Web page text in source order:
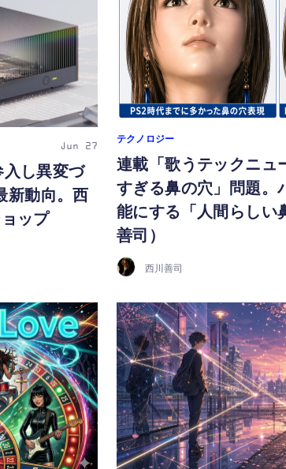
Jun 27
し異変づ
新動向。西
ップ
テクノロジー
連載「歌うテックニュ
すぎる鼻の穴」問題。
能にする「人間らしい
善司）
西川善司